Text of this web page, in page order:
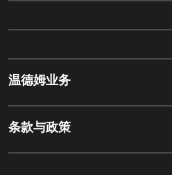
温德姆业务
条款与政策